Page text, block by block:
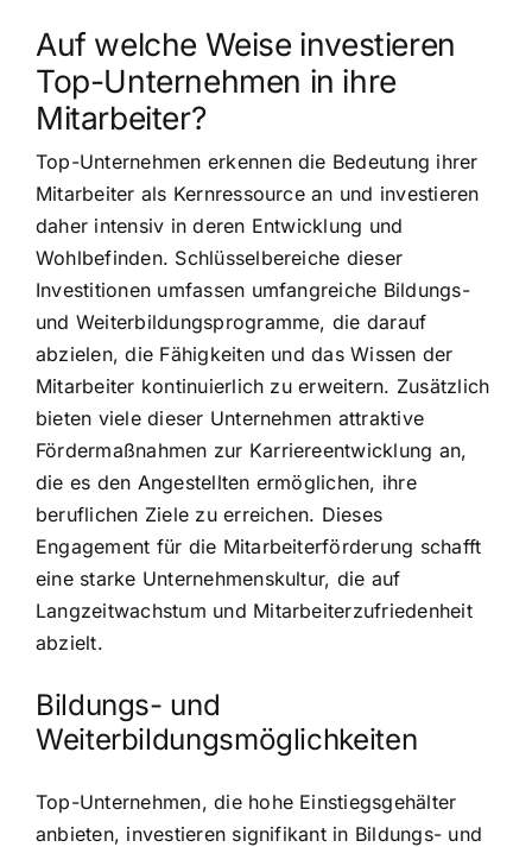
Auf welche Weise investieren
Top-Unternehmen in ihre
Mitarbeiter?
Top-Unternehmen erkennen die Bedeutung ihrer
Mitarbeiter als Kernressource an und investieren
daher intensiv in deren Entwicklung und
Wohlbefinden. Schlüsselbereiche dieser
Investitionen umfassen umfangreiche Bildungs-
und Weiterbildungsprogramme, die darauf
abzielen, die Fähigkeiten und das Wissen der
Mitarbeiter kontinuierlich zu erweitern. Zusätzlich
bieten viele dieser Unternehmen attraktive
Fördermaßnahmen zur Karriereentwicklung an,
die es den Angestellten ermöglichen, ihre
beruflichen Ziele zu erreichen. Dieses
Engagement für die Mitarbeiterförderung schafft
eine starke Unternehmenskultur, die auf
Langzeitwachstum und Mitarbeiterzufriedenheit
abzielt.
Bildungs- und
Weiterbildungsmöglichkeiten
Top-Unternehmen, die hohe Einstiegsgehälter
anbieten, investieren signifikant in Bildungs- und